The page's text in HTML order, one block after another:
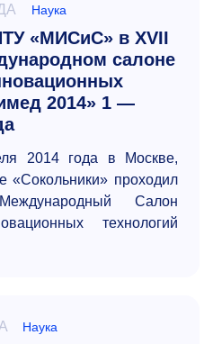
Наука
«МИСиС» в ХVII
салоне
2014» 1 —
2014 года в Москве,
«Сокольники» проходил
Салон
технологий
Наука